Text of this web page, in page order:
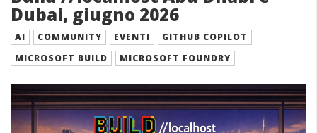
Dubai, giugno 2026
AI COMMUNITY EVENTI
GITHUB COPILOT
MICROSOFT BUILD
MICROSOFT FOUNDRY